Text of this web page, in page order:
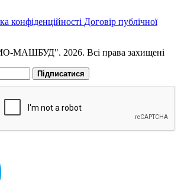
конфіденційності Договір публічної
2026. Всі права захищені
Підписатися